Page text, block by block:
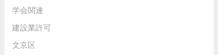
学会関連
建設業許可
文京区